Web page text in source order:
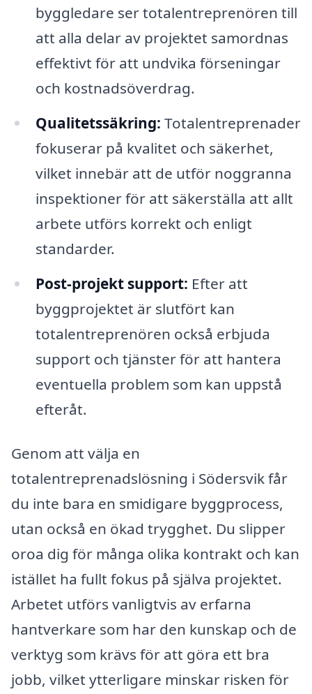
byggledare ser totalentreprenören till
att alla delar av projektet samordnas
effektivt för att undvika förseningar
och kostnadsöverdrag.
Qualitetssäkring: Totalentreprenader
fokuserar på kvalitet och säkerhet,
vilket innebär att de utför noggranna
inspektioner för att säkerställa att allt
arbete utförs korrekt och enligt
standarder.
Post-projekt support: Efter att
byggprojektet är slutfört kan
totalentreprenören också erbjuda
support och tjänster för att hantera
eventuella problem som kan uppstå
efteråt.
Genom att välja en
totalentreprenadslösning i Södersvik får
du inte bara en smidigare byggprocess,
utan också en ökad trygghet. Du slipper
oroa dig för många olika kontrakt och kan
istället ha fullt fokus på själva projektet.
Arbetet utförs vanligtvis av erfarna
hantverkare som har den kunskap och de
verktyg som krävs för att göra ett bra
jobb, vilket ytterligare minskar risken för